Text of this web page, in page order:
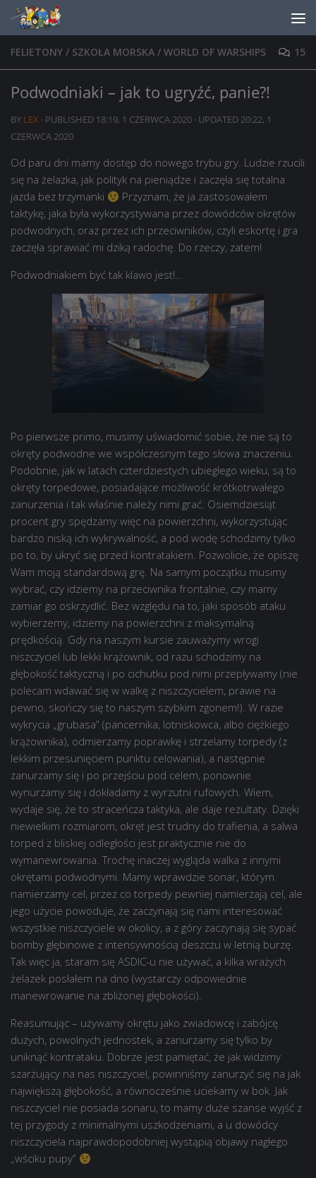
Skip to content
FELIETONY / SZKOŁA MORSKA / WORLD OF WARSHIPS 15
Podwodniaki – jak to ugryźć, panie?!
BY LEX · PUBLISHED 18:19, 1 CZERWCA 2020 · UPDATED 20:22, 1
CZERWCA 2020
Od paru dni mamy dostęp do nowego trybu gry. Ludzie rzucili
się na żelazka, jak polityk na pieniądze i zaczęła się totalna
jazda bez trzymanki
Przyznam, że ja zastosowałem
taktykę, jaka była wykorzystywana przez dowódców okrętów
podwodnych, oraz przez ich przeciwników, czyli eskortę i gra
zaczęła sprawiać mi dziką radochę. Do rzeczy, zatem!
Podwodniakiem być tak klawo jest!…
Po pierwsze primo, musimy uświadomić sobie, że nie są to
okręty podwodne we współczesnym tego słowa znaczeniu.
Podobnie, jak w latach czterdziestych ubiegłego wieku, są to
okręty torpedowe, posiadające możliwość krótkotrwałego
zanurzenia i tak właśnie należy nimi grać. Osiemdziesiąt
procent gry spędzamy więc na powierzchni, wykorzystując
bardzo niską ich wykrywalność, a pod wodę schodzimy tylko
po to, by ukryć się przed kontratakiem. Pozwolicie, że opiszę
Wam moją standardową grę. Na samym początku musimy
wybrać, czy idziemy na przeciwnika frontalnie, czy mamy
zamiar go oskrzydlić. Bez względu na to, jaki sposób ataku
wybierzemy, idziemy na powierzchni z maksymalną
prędkością. Gdy na naszym kursie zauważymy wrogi
niszczyciel lub lekki krążownik, od razu schodzimy na
głębokość taktyczną i po cichutku pod nimi przepływamy (nie
polecam wdawać się w walkę z niszczycielem, prawie na
pewno, skończy się to naszym szybkim zgonem!). W razie
wykrycia „grubasa” (pancernika, lotniskowca, albo ciężkiego
krążownika), odmierzamy poprawkę i strzelamy torpedy (z
lekkim przesunięciem punktu celowania), a następnie
zanurzamy się i po przejściu pod celem, ponownie
wynurzamy się i dokładamy z wyrzutni rufowych. Wiem,
wydaje się, że to straceńcza taktyka, ale daje rezultaty. Dzięki
niewielkim rozmiarom, okręt jest trudny do trafienia, a salwa
torped z bliskiej odległości jest praktycznie nie do
wymanewrowania. Trochę inaczej wygląda walka z innymi
okrętami podwodnymi. Mamy wprawdzie sonar, którym
namierzamy cel, przez co torpedy pewniej namierzają cel, ale
jego użycie powoduje, że zaczynają się nami interesować
wszystkie niszczyciele w okolicy, a z góry zaczynają się sypać
bomby głębinowe z intensywnością deszczu w letnią burzę.
Tak więc ja, staram się ASDIC-u nie używać, a kilka wrażych
żelazek posłałem na dno (wystarczy odpowiednie
manewrowanie na zbliżonej głębokości).
Reasumując – używamy okrętu jako zwiadowcę i zabójcę
dużych, powolnych jednostek, a zanurzamy się tylko by
uniknąć kontrataku. Dobrze jest pamiętać, że jak widzimy
szarżujący na nas niszczyciel, powinniśmy zanurzyć się na jak
największą głębokość, a równocześnie uciekamy w bok. Jak
niszczyciel nie posiada sonaru, to mamy duże szanse wyjść z
tej przygody z minimalnymi uszkodzeniami, a u dowódcy
niszczyciela najprawdopodobniej wystąpią objawy nagłego
„wściku pupy”